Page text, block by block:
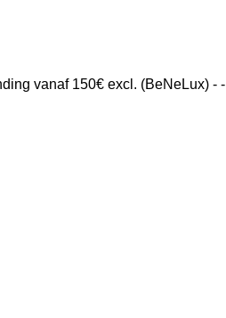
vanaf 150€ excl. (BeNeLux) - -